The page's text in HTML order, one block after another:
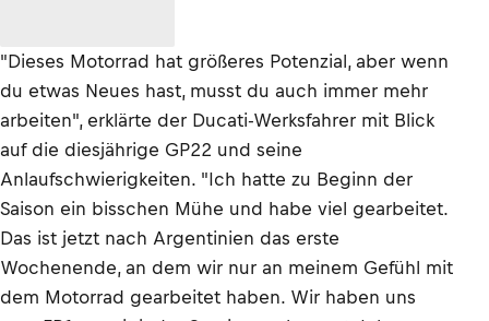
"Dieses Motorrad hat größeres Potenzial, aber wenn
du etwas Neues hast, musst du auch immer mehr
arbeiten", erklärte der Ducati-Werksfahrer mit Blick
auf die diesjährige GP22 und seine
Anlaufschwierigkeiten. "Ich hatte zu Beginn der
Saison ein bisschen Mühe und habe viel gearbeitet.
Das ist jetzt nach Argentinien das erste
Wochenende, an dem wir nur an meinem Gefühl mit
dem Motorrad gearbeitet haben. Wir haben uns